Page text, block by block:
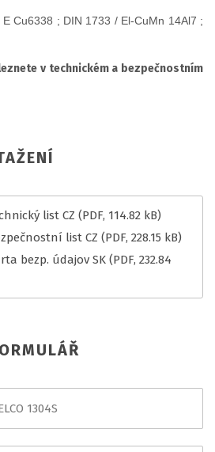
Cu6338 ; DIN 1733 / El-CuMn 14Al7 ;
v technickém a bezpečnostním
list CZ (PDF, 114.82 kB)
list CZ (PDF, 228.15 kB)
bezp. údajov SK (PDF, 232.84